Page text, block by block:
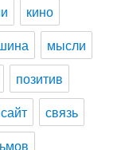
кино
мысли
позитив
сайт
связь